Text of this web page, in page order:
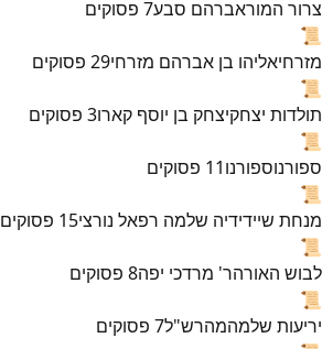
צרור המוראברהם סבע7 פסוקים
📜
מזרחיאליהו בן אברהם מזרחי29 פסוקים
📜
תולדות יצחקיצחק בן יוסף קארו3 פסוקים
📜
ספורנוספורנו11 פסוקים
📜
מנחת שיידידיה שלמה רפאל נורצי15 פסוקים
📜
לבוש האורהר' מרדכי יפה8 פסוקים
📜
יריעות שלמהמהרש"ל7 פסוקים